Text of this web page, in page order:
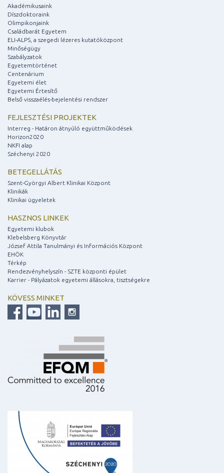
Akadémikusaink
Díszdoktoraink
Olimpikonjaink
Családbarát Egyetem
ELI-ALPS, a szegedi lézeres kutatóközpont
Minőségügy
Szabályzatok
Egyetemtörténet
Centenárium
Egyetemi élet
Egyetemi Értesítő
Belső visszaélés-bejelentési rendszer
FEJLESZTÉSI PROJEKTEK
Interreg - Határon átnyúló együttműködések
Horizon2020
NKFI alap
Széchenyi 2020
BETEGELLÁTÁS
Szent-Györgyi Albert Klinikai Központ
Klinikák
Klinikai ügyeletek
HASZNOS LINKEK
Egyetemi klubok
Klebelsberg Könyvtár
József Attila Tanulmányi és Információs Központ
EHÖK
Térkép
Rendezvényhelyszín - SZTE központi épület
Karrier - Pályázatok egyetemi állásokra, tisztségekre
KÖVESS MINKET